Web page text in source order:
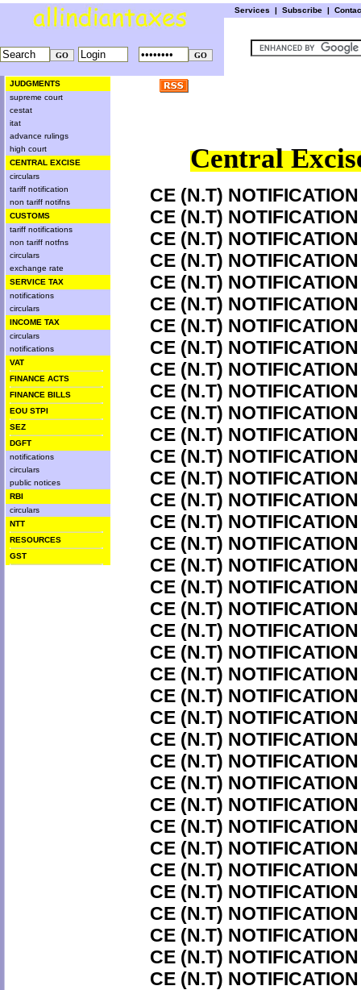
Services | Subscribe |
JUDGMENTS
supreme court
cestat
itat
advance rulings
high court
CENTRAL EXCISE
circulars
tariff notification
non tariff notifns
CUSTOMS
tariff notifications
non tariff notfns
circulars
exchange rate
SERVICE TAX
notifications
circulars
INCOME TAX
circulars
notifications
VAT
FINANCE ACTS
FINANCE BILLS
EOU STPI
SEZ
DGFT
notifications
circulars
public notices
RBI
circulars
NTT
RESOURCES
GST
Central
CE (N.T)
CE (N.T)
CE (N.T)
CE (N.T)
CE (N.T)
CE (N.T)
CE (N.T)
CE (N.T)
CE (N.T)
CE (N.T)
CE (N.T)
CE (N.T)
CE (N.T)
CE (N.T)
CE (N.T)
CE (N.T)
CE (N.T)
CE (N.T)
CE (N.T)
CE (N.T)
CE (N.T)
CE (N.T)
CE (N.T)
CE (N.T)
CE (N.T)
CE (N.T)
CE (N.T)
CE (N.T)
CE (N.T)
CE (N.T)
CE (N.T)
CE (N.T)
CE (N.T)
CE (N.T)
CE (N.T)
CE (N.T)
CE (N.T)